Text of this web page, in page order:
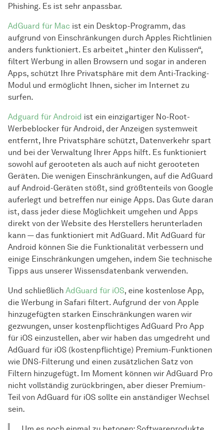
Phishing. Es ist sehr anpassbar.
AdGuard für Mac ist ein Desktop-Programm, das
aufgrund von Einschränkungen durch Apples Richtlinien
anders funktioniert. Es arbeitet „hinter den Kulissen“,
filtert Werbung in allen Browsern und sogar in anderen
Apps, schützt Ihre Privatsphäre mit dem Anti-Tracking-
Modul und ermöglicht Ihnen, sicher im Internet zu
surfen.
Adguard für Android ist ein einzigartiger No-Root-
Werbeblocker für Android, der Anzeigen systemweit
entfernt, Ihre Privatsphäre schützt, Datenverkehr spart
und bei der Verwaltung Ihrer Apps hilft. Es funktioniert
sowohl auf gerooteten als auch auf nicht gerooteten
Geräten. Die wenigen Einschränkungen, auf die AdGuard
auf Android-Geräten stößt, sind größtenteils von Google
auferlegt und betreffen nur einige Apps. Das Gute daran
ist, dass jeder diese Möglichkeit umgehen und Apps
direkt von der Website des Herstellers herunterladen
kann — das funktioniert mit AdGuard. Mit AdGuard für
Android können Sie die Funktionalität verbessern und
einige Einschränkungen umgehen, indem Sie technische
Tipps aus unserer Wissensdatenbank verwenden.
Und schließlich AdGuard für iOS, eine kostenlose App,
die Werbung in Safari filtert. Aufgrund der von Apple
hinzugefügten starken Einschränkungen waren wir
gezwungen, unser kostenpflichtiges AdGuard Pro App
für iOS einzustellen, aber wir haben das umgedreht und
AdGuard für iOS (kostenpflichtige) Premium-Funktionen
wie DNS-Filterung und einen zusätzlichen Satz von
Filtern hinzugefügt. Im Moment können wir AdGuard Pro
nicht vollständig zurückbringen, aber dieser Premium-
Teil von AdGuard für iOS sollte ein anständiger Wechsel
sein.